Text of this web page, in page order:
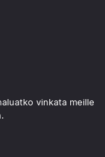
vinkata meille